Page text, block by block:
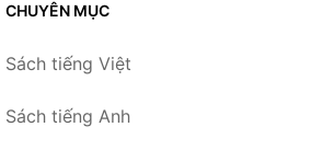
CHUYÊN MỤC
Sách tiếng Việt
Sách tiếng Anh